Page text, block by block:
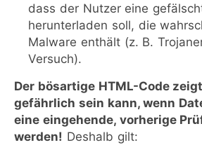
dass der Nutzer eine
herunterladen soll, die
Malware enthält (z. B.
Versuch).
Der bösartige HTML-Code
gefährlich sein kann, wenn
eine eingehende, vorherige
werden! Deshalb gilt: